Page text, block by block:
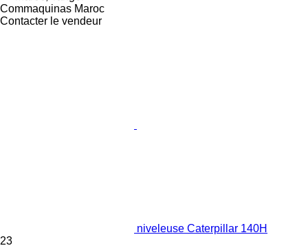
Commaquinas Maroc
Contacter le vendeur
niveleuse Caterpillar 140H
23